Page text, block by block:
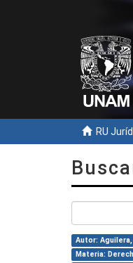
RU
Autor: Aguilera,
Materia: